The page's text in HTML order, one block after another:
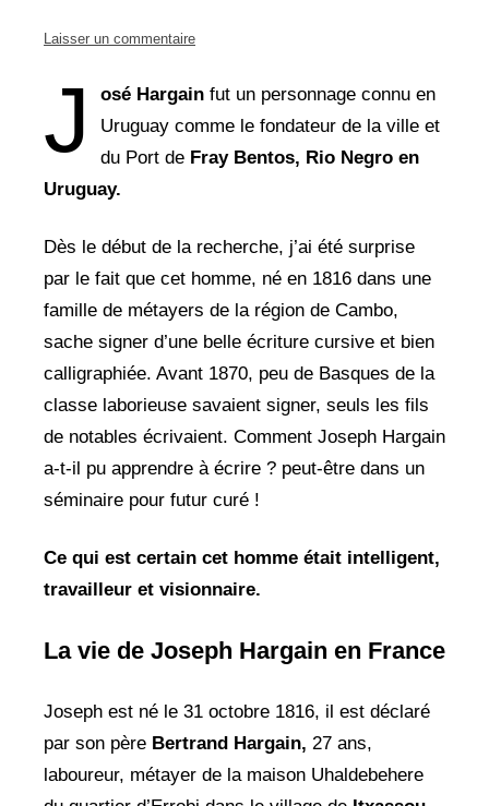
Laisser un commentaire
J osé Hargainfut un personnage connu en
Uruguay comme le fondateur de la ville et
du Port de Fray Bentos, Rio Negro en
Uruguay.
Dès le début de la recherche, j’ai été surprise
par le fait que cet homme, né en 1816 dans une
famille de métayers de la région de Cambo,
sache signer d’une belle écriture cursive et bien
calligraphiée. Avant 1870, peu de Basques de la
classe laborieuse savaient signer, seuls les fils
de notables écrivaient. Comment Joseph Hargain
a-t-il pu apprendre à écrire ? peut-être dans un
séminaire pour futur curé !
Ce qui est certain cet homme était intelligent,
travailleur et visionnaire.
La vie de Joseph Hargain en France
Joseph est né le 31 octobre 1816, il est déclaré
par son père Bertrand Hargain, 27 ans,
laboureur, métayer de la maison Uhaldebehere